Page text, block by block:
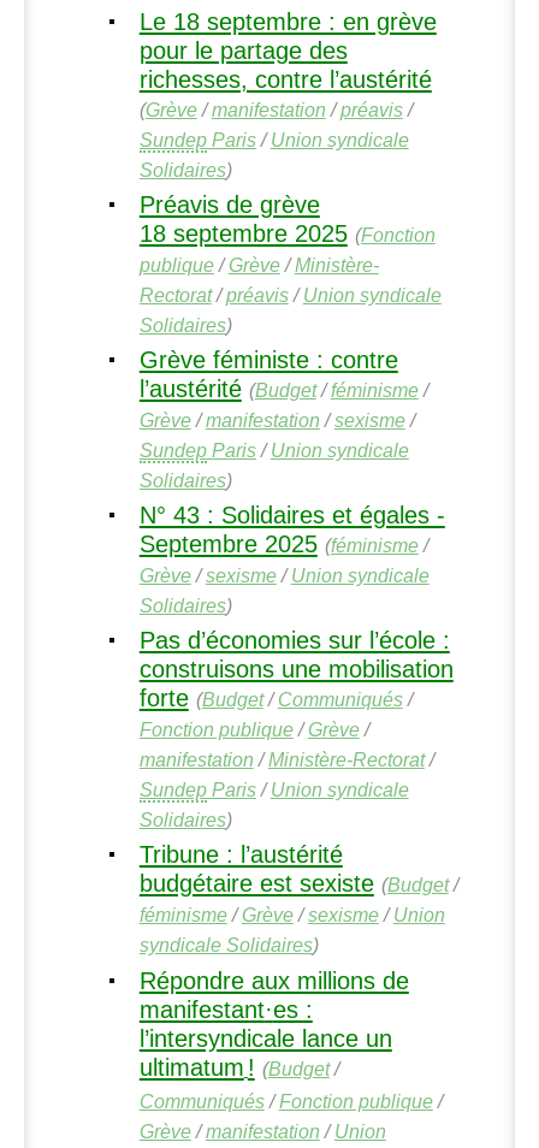
Le 18 septembre : en grève
pour le partage des
richesses, contre l’austérité
(Grève/manifestation /préavis/
SundepParis/Union syndicale
Solidaires)
Préavis de grève
18 septembre 2025 (Fonction
publique/Grève/Ministère-
Rectorat/préavis/Union syndicale
Solidaires)
Grève féministe : contre
l’austérité (Budget/féminisme/
Grève/manifestation /sexisme/
SundepParis/Union syndicale
Solidaires)
N° 43 : Solidaires et égales -
Septembre 2025 (féminisme/
Grève/sexisme/Union syndicale
Solidaires)
Pas d’économies sur l’école :
construisons une mobilisation
forte (Budget/Communiqués/
Fonction publique/Grève/
manifestation /Ministère-Rectorat/
SundepParis/Union syndicale
Solidaires)
Tribune : l’austérité
budgétaire est sexiste (Budget/
féminisme/Grève/sexisme/Union
syndicale Solidaires)
Répondre aux millions de
manifestant·es :
l’intersyndicale lance un
ultimatum ! (Budget/
Communiqués/Fonction publique/
Grève/manifestation /Union